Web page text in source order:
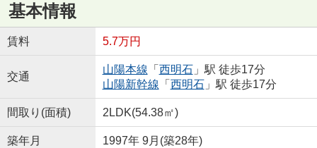
基本情報
賃料 5.7万円
交通
山陽本線 「 西明石」駅 徒歩17分
山陽新幹線 「 西明石」駅 徒歩17分
間取り(面積) 2LDK(54.38㎡)
築年月 1997年 9月(築28年)